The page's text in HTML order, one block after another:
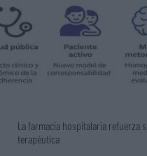
La farmacia hospitalaria refuerza
terapéutica